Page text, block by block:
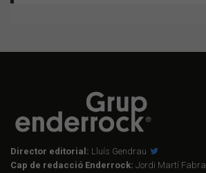
Director editorial: Lluís Gendrau
Cap de redacció Enderrock: Jordi Martí Fabra